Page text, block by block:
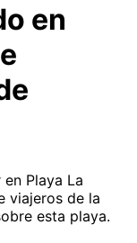
en
Playa La
viajeros de la
esta playa.